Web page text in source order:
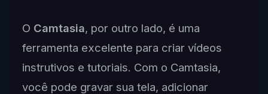
O Camtasia, por outro lado, é uma
ferramenta excelente para criar vídeos
instrutivos e tutoriais. Com o Camtasia,
você pode gravar sua tela, adicionar